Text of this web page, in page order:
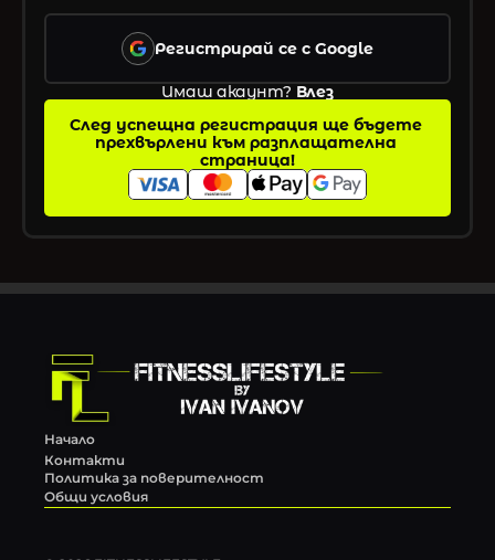
Регистрирай се с Google
Имаш акаунт? Влез
След успещна регистрация ще бъдете
прехвърлени към разплащателна
страница!
Начало
Контакти
Политика за поверителност
Общи условия